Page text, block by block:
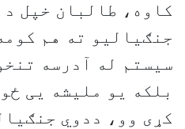
کاوه، طالبان خپل د
جنګیالیو ته هم
سیستم له آدرسه
بلکه یو ملیشه يی
کړی وو، ددوي